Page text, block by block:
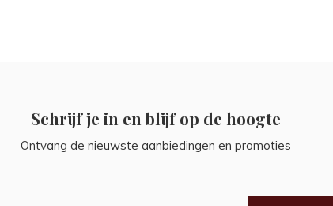
Schrijf je in en blijf op de hoogte
Ontvang de nieuwste aanbiedingen en promoties